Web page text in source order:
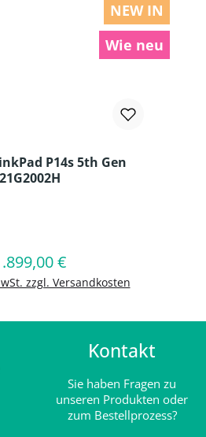
NEW IN
Wie neu
P14s 5th Gen
21G2002H
Preis:
€
zzgl. Versandkosten
Warenkorb
Kontakt
Sie haben Fragen zu
unseren Produkten oder
zum Bestellprozess?